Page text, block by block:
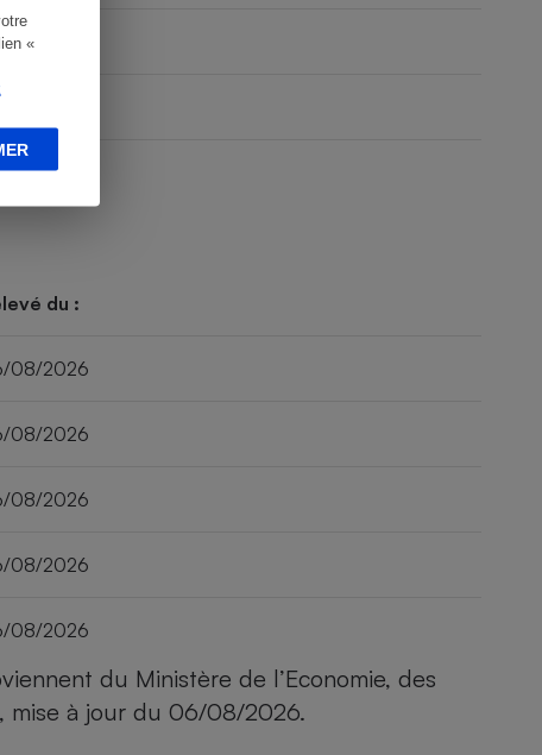
«
du :
08/2026
08/2026
08/2026
08/2026
08/2026
du Ministère de l’Economie, des
, mise à jour du 06/08/2026.